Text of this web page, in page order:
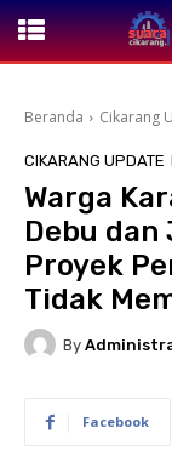
Beranda Cikarang
CIKARANG UPDATE
Warga
Debu dan
Proyek
Tidak
By
Facebook